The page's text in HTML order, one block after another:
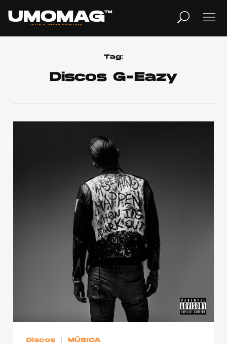
Home
Cover Story
Publicidad
Contacto
Aviso Legal
© 2015-2022 UMOMAG. PROPIEDAD DE UMO agency. TODOS LOS
DERECHOS RESERVADOS.
Tag:
Discos G-Eazy
Discos MÚSICA